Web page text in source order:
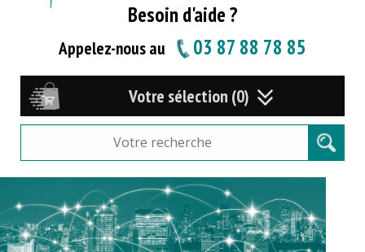
Besoin d'aide ?
Appelez-nous au 03 87 88 78 85
Votre sélection (0)